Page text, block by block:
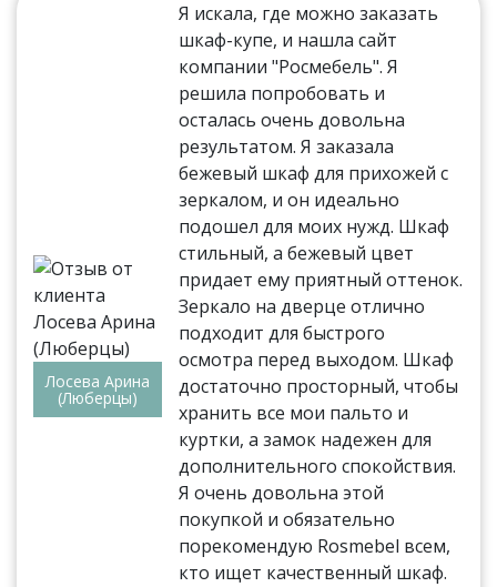
Лосева Арина
(Люберцы)
Я искала, где можно заказать
шкаф-купе, и нашла сайт
компании "Росмебель". Я
решила попробовать и
осталась очень довольна
результатом. Я заказала
бежевый шкаф для прихожей с
зеркалом, и он идеально
подошел для моих нужд. Шкаф
стильный, а бежевый цвет
придает ему приятный оттенок.
Зеркало на дверце отлично
подходит для быстрого
осмотра перед выходом. Шкаф
достаточно просторный, чтобы
хранить все мои пальто и
куртки, а замок надежен для
дополнительного спокойствия.
Я очень довольна этой
покупкой и обязательно
порекомендую Rosmebel всем,
кто ищет качественный шкаф.